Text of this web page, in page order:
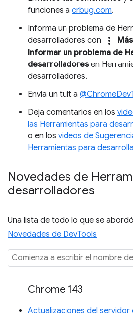
funciones a crbug.com.
Informa un problema de
desarrolladores con
more_vert
Informar un problema de
desarrolladoresen
desarrolladores.
Envía un tuit a
Deja comentarios en los
las Herramientas para
o en los videos de
Herramientas para
Novedades de
desarrolladores
Una lista de todo lo que se
Novedades de DevTools
Chrome 143
Actualizaciones del servidor